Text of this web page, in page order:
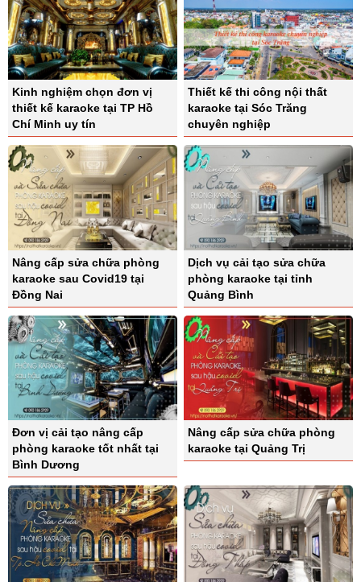
Kinh nghiệm chọn đơn vị
thiết kế karaoke tại TP Hồ
Chí Minh uy tín
Thiết kế thi công nội thất
karaoke tại Sóc Trăng
chuyên nghiệp
Nâng cấp sửa chữa phòng
karaoke sau Covid19 tại
Đồng Nai
Dịch vụ cải tạo sửa chữa
phòng karaoke tại tỉnh
Quảng Bình
Đơn vị cải tạo nâng cấp
phòng karaoke tốt nhất tại
Bình Dương
Nâng cấp sửa chữa phòng
karaoke tại Quảng Trị